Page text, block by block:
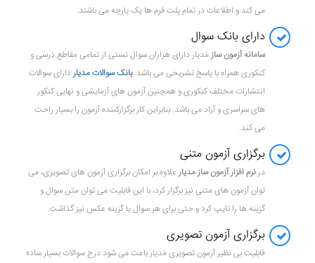
می کند و اطلاعات در تمام پلت فرم ها یک پارچه می باشند.
دارای بانک سوال
سامانه آزمون سازمَدیار دارای هزاران سوال تستی از تمامی مقاطع درسی و
کنکوری همراه با پاسخ تشریحی می باشد.بانک سوالات مدیاردارای سوالات
انتشارات مختلف کنکوری و همچنین آزمون های آزمایشی و نهایی کنکور
های سراسری و آزاد می باشد. بنابراین کار برگزارکننده آزمون را بسیار راحت
می کند.
برگزاری آزمون متنی
درنرم افزار آزمون ساز مدیارعلاوه بر امکان برگزاری آزمون های تصویری، می
توان آزمون های متنی نیز برگزار کرد، با این قابلیت می توان متن سوال و
گزینه ها را تایپ کرد و حتی برای هر سوال یا گزینه عکس نیز گذاشت.
برگزاری آزمون تصویری
قابلیت بی نظیر آزمون تصویری مَدیار باعث می شود درج سوالات بسیار ساده